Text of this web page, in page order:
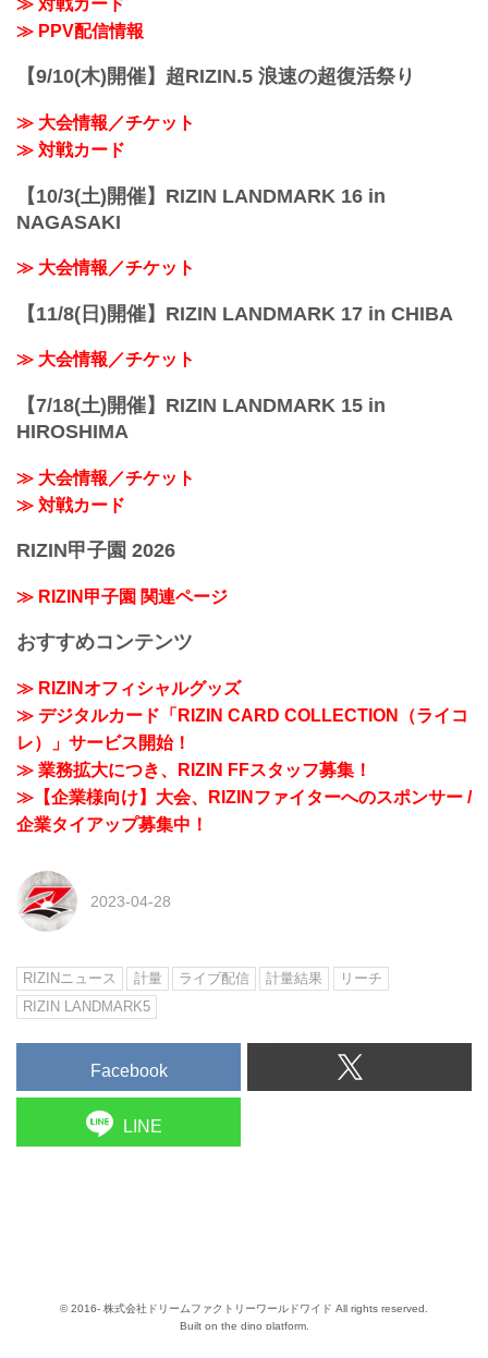
≫ PPV配信情報
【9/10(木)開催】超RIZIN.5 浪速の超復活祭り
≫ 大会情報／チケット
≫ 対戦カード
【10/3(土)開催】RIZIN LANDMARK 16 in
NAGASAKI
≫ 大会情報／チケット
【11/8(日)開催】RIZIN LANDMARK 17 in CHIBA
≫ 大会情報／チケット
【7/18(土)開催】RIZIN LANDMARK 15 in
HIROSHIMA
≫ 大会情報／チケット
≫ 対戦カード
RIZIN甲子園 2026
≫ RIZIN甲子園 関連ページ
おすすめコンテンツ
≫ RIZINオフィシャルグッズ
≫ デジタルカード「RIZIN CARD COLLECTION（ライコ
レ）」サービス開始！
≫ 業務拡大につき、RIZIN FFスタッフ募集！
≫【企業様向け】大会、RIZINファイターへのスポンサー /
企業タイアップ募集中！
2023-04-28
RIZINニュース 計量 ライブ配信 計量結果
リーチ
RIZIN LANDMARK5
Facebook
LINE
© 2016- 株式会社ドリームファクトリーワールドワイド All rights reserved.
Built on the dino platform.